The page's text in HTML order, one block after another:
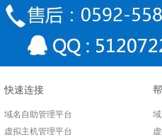
如何设置伪静态？
认识了解DDoS攻击以及防范
什么是伪静态？
什么是mod_rewrite？
什么是FTP？FTP有哪些功能
快速连接
域名自助管理平台
虚拟主机管理平台